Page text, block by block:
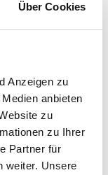
Über Cookies
Anzeigen zu
anbieten
zu
zu Ihrer
Partner für
weiter. Unsere